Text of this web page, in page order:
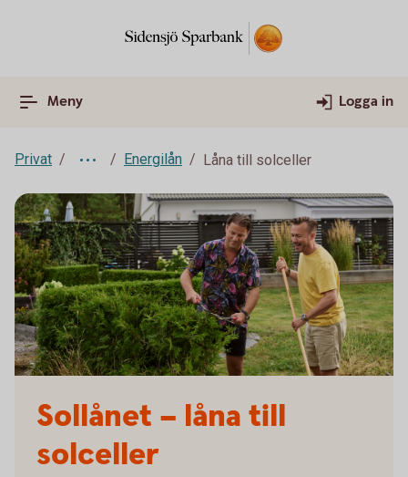
Meny Logga in
Privat Energilån Låna till solceller
Sollånet – låna till
solceller